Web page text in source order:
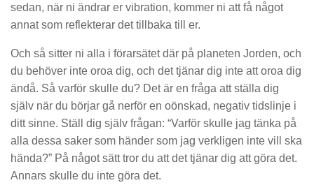
sedan, när ni ändrar er vibration, kommer ni att få något
annat som reflekterar det tillbaka till er.
Och så sitter ni alla i förarsätet där på planeten Jorden, och
du behöver inte oroa dig, och det tjänar dig inte att oroa dig
ändå. Så varför skulle du? Det är en fråga att ställa dig
själv när du börjar gå nerför en oönskad, negativ tidslinje i
ditt sinne. Ställ dig själv frågan: “Varför skulle jag tänka på
alla dessa saker som händer som jag verkligen inte vill ska
hända?” På något sätt tror du att det tjänar dig att göra det.
Annars skulle du inte göra det.